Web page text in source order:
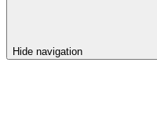
Hide navigation